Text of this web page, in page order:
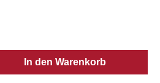
den gewünschten
In den Warenkorb